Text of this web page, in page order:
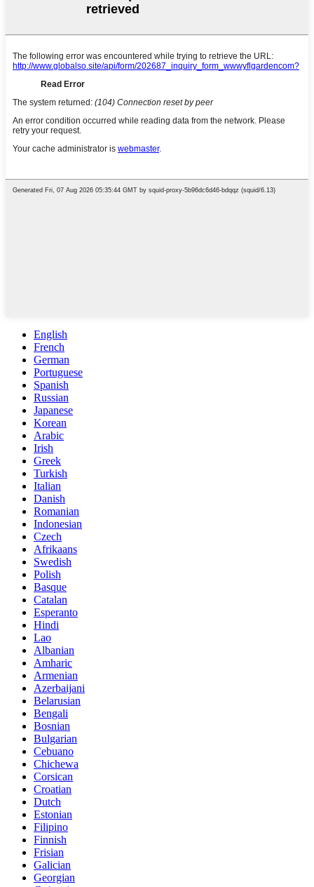
English
French
German
Portuguese
Spanish
Russian
Japanese
Korean
Arabic
Irish
Greek
Turkish
Italian
Danish
Romanian
Indonesian
Czech
Afrikaans
Swedish
Polish
Basque
Catalan
Esperanto
Hindi
Lao
Albanian
Amharic
Armenian
Azerbaijani
Belarusian
Bengali
Bosnian
Bulgarian
Cebuano
Chichewa
Corsican
Croatian
Dutch
Estonian
Filipino
Finnish
Frisian
Galician
Georgian